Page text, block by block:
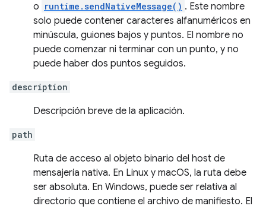
o runtime.sendNativeMessage() . Este nombre
solo puede contener caracteres alfanuméricos en
minúscula, guiones bajos y puntos. El nombre no
puede comenzar ni terminar con un punto, y no
puede haber dos puntos seguidos.
description
Descripción breve de la aplicación.
path
Ruta de acceso al objeto binario del host de
mensajería nativa. En Linux y macOS, la ruta debe
ser absoluta. En Windows, puede ser relativa al
directorio que contiene el archivo de manifiesto. El